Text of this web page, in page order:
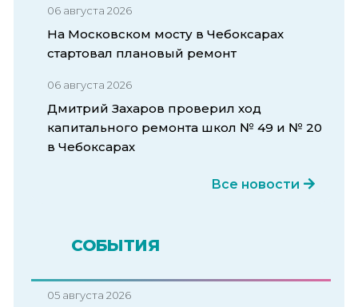
06 августа 2026
На Московском мосту в Чебоксарах
стартовал плановый ремонт
06 августа 2026
Дмитрий Захаров проверил ход
капитального ремонта школ № 49 и № 20
в Чебоксарах
Все новости
СОБЫТИЯ
05 августа 2026